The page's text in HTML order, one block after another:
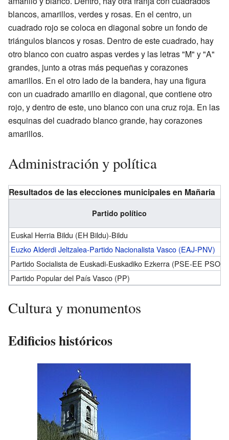
blancos, amarillos, verdes y rosas. En el centro, un
cuadrado rojo se coloca en diagonal sobre un fondo de
triángulos blancos y rosas. Dentro de este cuadrado, hay
otro blanco con cuatro aspas verdes y las letras "M" y "A"
grandes, junto a otras más pequeñas y corazones
amarillos. En el otro lado de la bandera, hay una figura
con un cuadrado amarillo en diagonal, que contiene otro
rojo, y dentro de este, uno blanco con una cruz roja. En las
esquinas del cuadrado blanco grande, hay corazones
amarillos.
Administración y política
Resultados de las elecciones municipales en Mañaria
Partido político
Euskal Herria Bildu (EH Bildu)-Bildu
Euzko Alderdi Jeltzalea-Partido Nacionalista Vasco (EAJ-PNV)
Partido Socialista de Euskadi-Euskadiko Ezkerra (PSE-EE PSOE)
Partido Popular del País Vasco (PP)
Cultura y monumentos
Edificios históricos